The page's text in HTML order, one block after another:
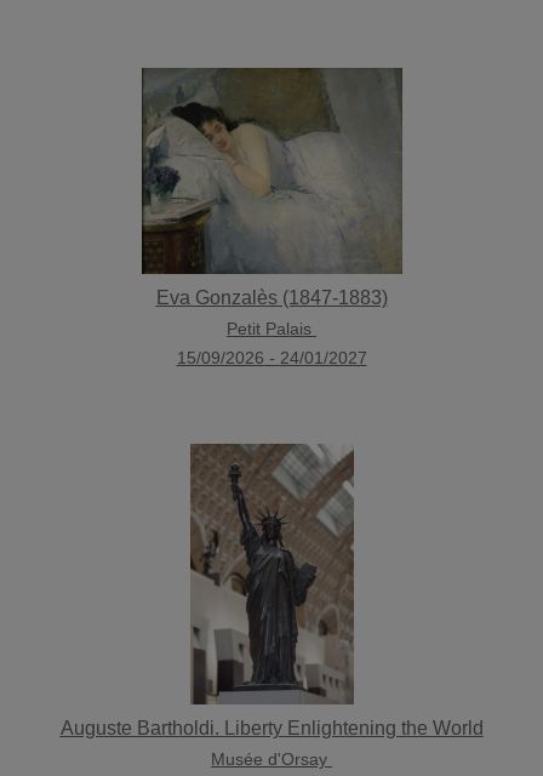
Eva Gonzalès (1847-1883)
Petit Palais
15/09/2026 - 24/01/2027
Auguste Bartholdi. Liberty Enlightening the World
Musée d'Orsay